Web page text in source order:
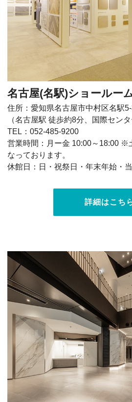
名古屋(名駅)ショールー
住所：愛知県名古屋市中村区名駅
（名古屋駅 徒歩約8分、国際セン
TEL：052-485-9200
営業時間：月ー金 10:00～18:00 ※
なっております。
休館日：日・祝祭日・年末年始・
詳細はこち